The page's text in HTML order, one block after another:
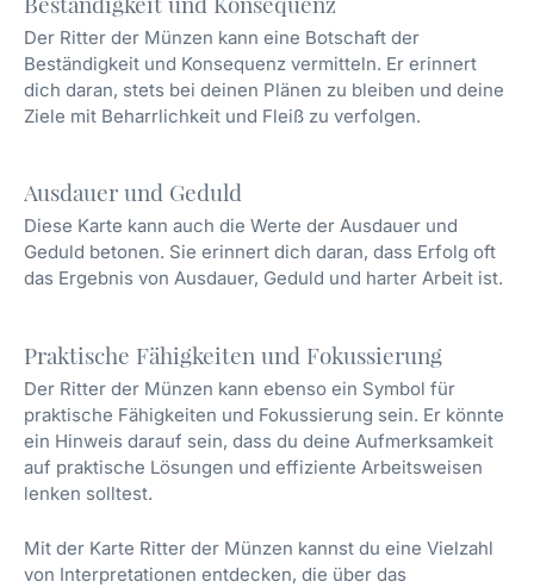
Der Ritter der Münzen kann eine Botschaft der
Beständigkeit und Konsequenz vermitteln. Er erinnert
dich daran, stets bei deinen Plänen zu bleiben und deine
Ziele mit Beharrlichkeit und Fleiß zu verfolgen.
Ausdauer und Geduld
Diese Karte kann auch die Werte der Ausdauer und
Geduld betonen. Sie erinnert dich daran, dass Erfolg oft
das Ergebnis von Ausdauer, Geduld und harter Arbeit ist.
Praktische Fähigkeiten und Fokussierung
Der Ritter der Münzen kann ebenso ein Symbol für
praktische Fähigkeiten und Fokussierung sein. Er könnte
ein Hinweis darauf sein, dass du deine Aufmerksamkeit
auf praktische Lösungen und effiziente Arbeitsweisen
lenken solltest.
Mit der Karte Ritter der Münzen kannst du eine Vielzahl
von Interpretationen entdecken, die über das